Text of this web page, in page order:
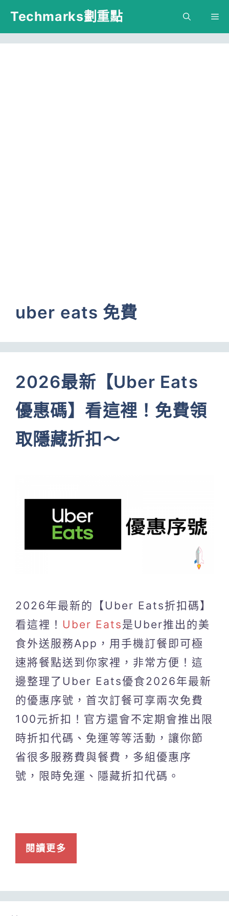
跳
主
Techmarks劃重點
uber eats 免費
2026最新【Uber Eats
優惠碼】看這裡！免費領
取隱藏折扣～
2026年最新的【Uber Eats折扣碼】
看這裡！ Uber Eats是Uber推出的美
食外送服務App，用手機訂餐即可極
速將餐點送到你家裡，非常方便！這
邊整理了Uber Eats優食2026年最新
的優惠序號，首次訂餐可享兩次免費
100元折扣！官方還會不定期會推出限
時折扣代碼、免運等等活動，讓你節
省很多服務費與餐費，多組優惠序
號，限時免運、隱藏折扣代碼。
閱讀更多